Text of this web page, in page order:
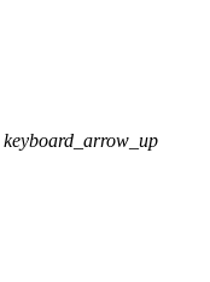
keyboard_arrow_up